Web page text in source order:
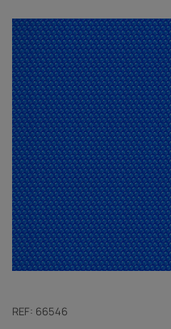
REF: 66546